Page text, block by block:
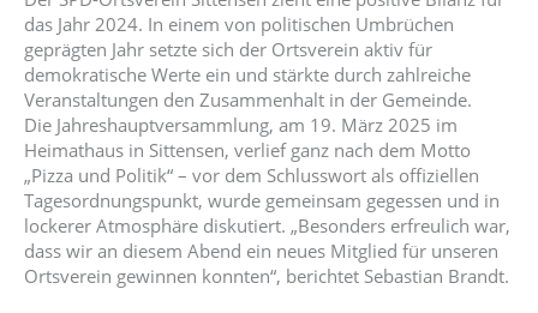
das Jahr 2024. In einem von politischen Umbrüchen
geprägten Jahr setzte sich der Ortsverein aktiv für
demokratische Werte ein und stärkte durch zahlreiche
Veranstaltungen den Zusammenhalt in der Gemeinde.
Die Jahreshauptversammlung, am 19. März 2025 im
Heimathaus in Sittensen, verlief ganz nach dem Motto
„Pizza und Politik“ – vor dem Schlusswort als offiziellen
Tagesordnungspunkt, wurde gemeinsam gegessen und in
lockerer Atmosphäre diskutiert. „Besonders erfreulich war,
dass wir an diesem Abend ein neues Mitglied für unseren
Ortsverein gewinnen konnten“, berichtet Sebastian Brandt.